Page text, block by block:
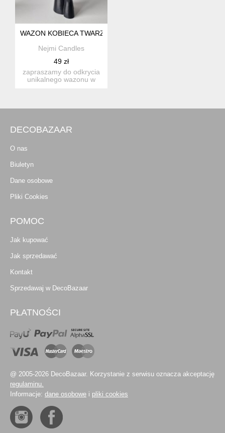
WAZON KOBIECA TWARZ - FLOWER BLACK
Nejmi Candles
49 zł
zapraszamy do odkrycia
unikalnego wazonu w
DECOBAZAAR
O nas
Biuletyn
Dane osobowe
Pliki Cookies
POMOC
Jak kupować
Jak sprzedawać
Kontakt
Sprzedawaj w DecoBazaar
PŁATNOŚCI
@ 2005-2026 DecoBazaar. Korzystanie z serwisu oznacza akceptację
regulaminu.
Informacje: dane osobowe i pliki cookies